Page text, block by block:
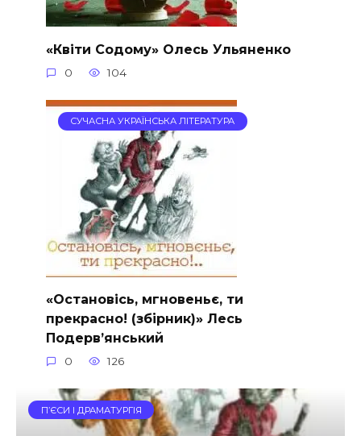
«Квiти Содому» Олесь Ульяненко
0 104
СУЧАСНА УКРАЇНСЬКА ЛІТЕРАТУРА
«Остановiсь, мгновеньє, ти
прекрасно! (збірник)» Лесь
Подерв’янський
0 126
П’ЄСИ І ДРАМАТУРГІЯ